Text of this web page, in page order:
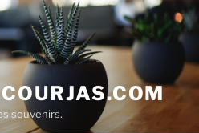
souvenirs.